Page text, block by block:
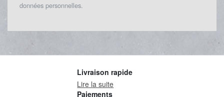
données personnelles.
Livraison rapide
Lire la suite
Paiements